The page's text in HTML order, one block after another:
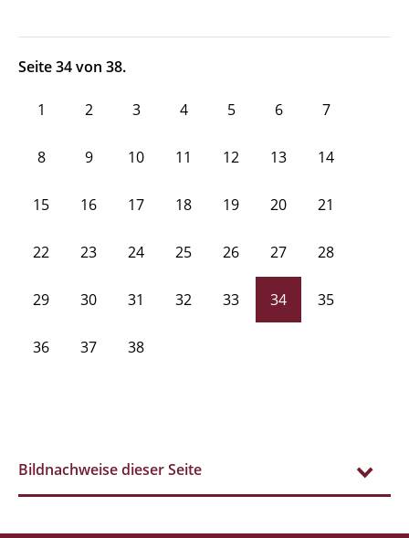
Seite 34 von 38.
1 2 3 4 5 6 7
8 9 10 11 12 13 14
15 16 17 18 19 20 21
22 23 24 25 26 27 28
29 30 31 32 33 34 35
36 37 38
Bildnachweise dieser Seite